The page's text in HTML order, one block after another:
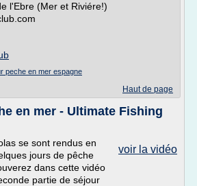
l'Ebre (Mer et Riviére!)
peche en mer espagne
Haut de page
en mer - Ultimate Fishing
voir la vidéo
se sont rendus en
jours de pêche
dans cette vidéo
partie de séjour